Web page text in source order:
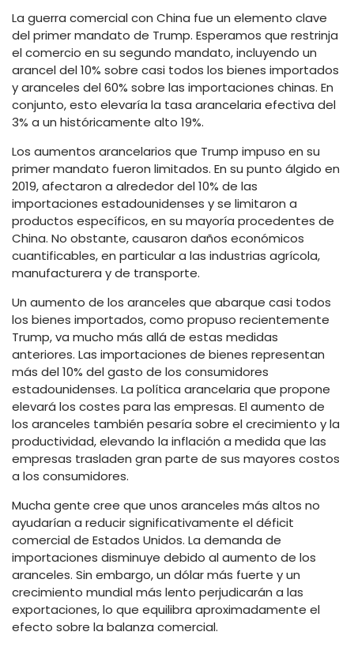
La guerra comercial con China fue un elemento clave
del primer mandato de Trump. Esperamos que restrinja
el comercio en su segundo mandato, incluyendo un
arancel del 10% sobre casi todos los bienes importados
y aranceles del 60% sobre las importaciones chinas. En
conjunto, esto elevaría la tasa arancelaria efectiva del
3% a un históricamente alto 19%.
Los aumentos arancelarios que Trump impuso en su
primer mandato fueron limitados. En su punto álgido en
2019, afectaron a alrededor del 10% de las
importaciones estadounidenses y se limitaron a
productos específicos, en su mayoría procedentes de
China. No obstante, causaron daños económicos
cuantificables, en particular a las industrias agrícola,
manufacturera y de transporte.
Un aumento de los aranceles que abarque casi todos
los bienes importados, como propuso recientemente
Trump, va mucho más allá de estas medidas
anteriores. Las importaciones de bienes representan
más del 10% del gasto de los consumidores
estadounidenses. La política arancelaria que propone
elevará los costes para las empresas. El aumento de
los aranceles también pesaría sobre el crecimiento y la
productividad, elevando la inflación a medida que las
empresas trasladen gran parte de sus mayores costos
a los consumidores.
Mucha gente cree que unos aranceles más altos no
ayudarían a reducir significativamente el déficit
comercial de Estados Unidos. La demanda de
importaciones disminuye debido al aumento de los
aranceles. Sin embargo, un dólar más fuerte y un
crecimiento mundial más lento perjudicarán a las
exportaciones, lo que equilibra aproximadamente el
efecto sobre la balanza comercial.